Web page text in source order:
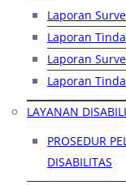
Laporan
Laporan
Laporan
Laporan
LAYANAN
PROSEDUR
DISABILITAS